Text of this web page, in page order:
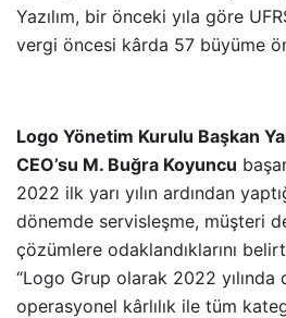
Yazılım, bir önceki yıla göre
vergi öncesi kârda 57 büyüme
Logo Yönetim Kurulu Başkan
CEO’su M. Buğra Koyuncu
2022 ilk yarı yılın ardından
dönemde servisleşme, müşteri
çözümlere odaklandıklarını
“Logo Grup olarak 2022
operasyonel kârlılık ile tüm